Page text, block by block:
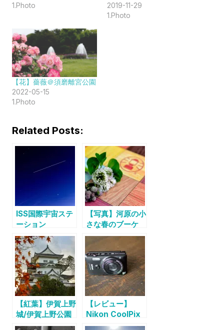
1.Photo
2019-11-29
1.Photo
【花】薔薇＠須磨離宮公園
2022-05-15
1.Photo
Related Posts:
ISS国際宇宙ステ
ーション
with「きぼう」
を撮影
2018.05.22
【写真】河原の小
さな春のブーケ
【紅葉】伊賀上野
城/伊賀上野公園
【レビュー】
Nikon CoolPix
S6900